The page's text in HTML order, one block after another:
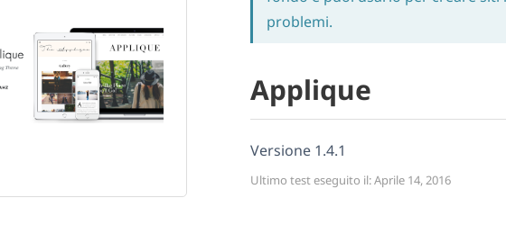
problemi.
Applique
Versione 1.4.1
Ultimo test eseguito il: Aprile 14, 2016